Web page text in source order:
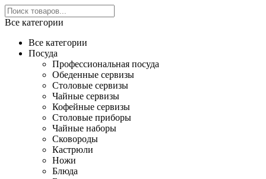
Все категории
Все категории
Посуда
Профессиональная посуда
Обеденные сервизы
Столовые сервизы
Чайные сервизы
Кофейные сервизы
Столовые приборы
Чайные наборы
Сковороды
Кастрюли
Ножи
Блюда